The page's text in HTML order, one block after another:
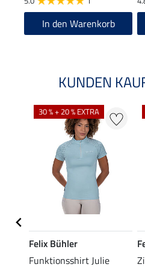
In den Warenkorb
KUNDEN
30 % + 20 % EXTRA
Felix Bühler
Funktionsshirt Julie